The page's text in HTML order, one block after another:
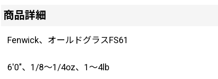
商品詳細
Fenwick、オールドグラスFS61
6'0"、1/8〜1/4oz、1〜4lb